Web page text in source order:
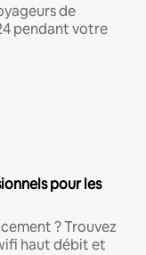
de
pendant votre
pour les
? Trouvez
haut débit et